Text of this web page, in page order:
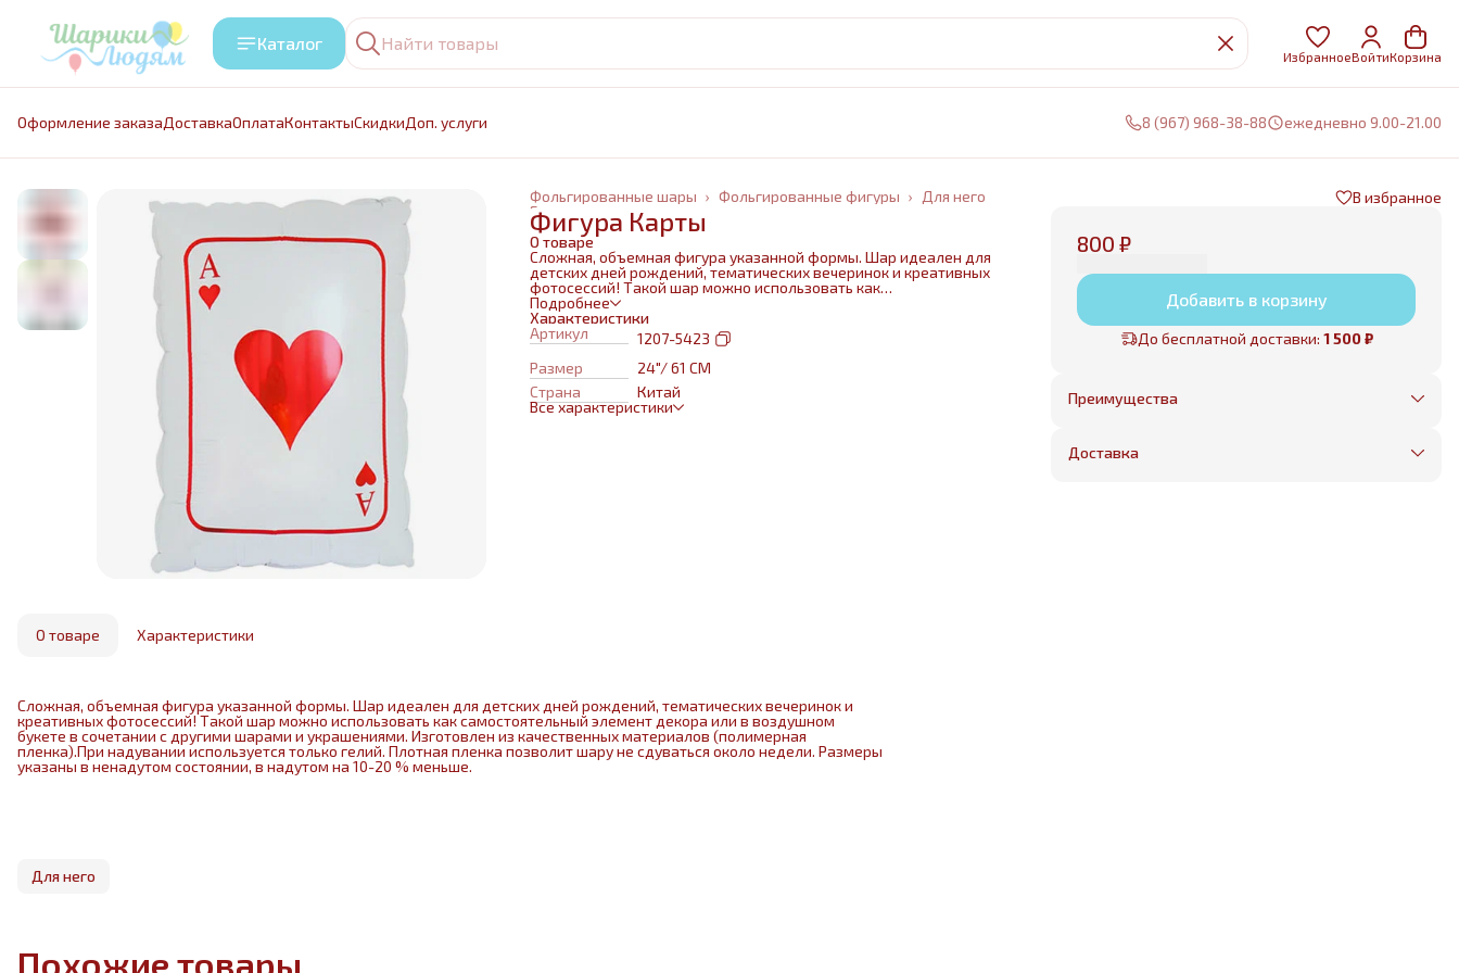
Каталог
ИзбранноеВойтиКорзина
Оформление заказаДоставкаОплатаКонтактыCкидкиДоп. услуги 8 (967) 968-38-88 ежедневно 9.00-21.00
Для него
Фольгированные фигуры ›
Фольгированные шары ›
Главная
Фигура Карты
О товаре
Сложная, объемная фигура указанной формы. Шар идеален для
детских дней рождений, тематических вечеринок и креативных
фотосессий! Такой шар можно использовать как
самостоятельный элемент декора или в воздушном букете в
сочетании с другими шарами и украшениями. Изготовлен из
качественных материалов (полимерная пленка).При надувании
используется только гелий. Плотная пленка позволит шару не
сдуваться около недели. Размеры указаны в ненадутом
состоянии, в надутом на 10-20 % меньше.
Подробнее
Характеристики
Артикул
1207-5423
Размер
24"/ 61 СМ
Страна
Китай
Все характеристики
В избранное
800 ₽
Добавить в корзину
До бесплатной доставки: 1 500 ₽
Преимущества
Оплата частями в Сплит
Бесплатная доставка в пределах КАД
Доставка
О товаре Характеристики
Сложная, объемная фигура указанной формы. Шар идеален для детских дней рождений, тематических вечеринок и
креативных фотосессий! Такой шар можно использовать как самостоятельный элемент декора или в воздушном
букете в сочетании с другими шарами и украшениями. Изготовлен из качественных материалов (полимерная
пленка).При надувании используется только гелий. Плотная пленка позволит шару не сдуваться около недели. Размеры
указаны в ненадутом состоянии, в надутом на 10-20 % меньше.
Для него
Похожие товары